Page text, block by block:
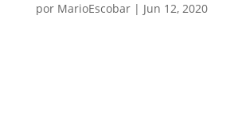
por MarioEscobar| Jun 12, 2020